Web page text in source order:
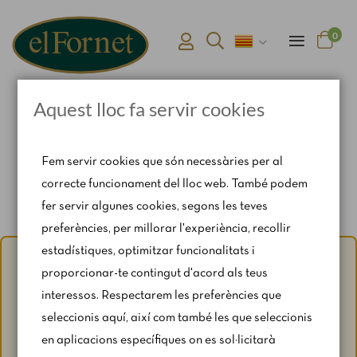
0
vacances, es restringeixen lleugerament els horaris i els
caps de setmana segons disponibilitat.
catering@rosendomila.com
Aquest lloc fa servir cookies
Fem servir cookies que són necessàries per al
correcte funcionament del lloc web. També podem
fer servir algunes cookies, segons les teves
preferències, per millorar l'experiència, recollir
estadístiques, optimitzar funcionalitats i
proporcionar-te contingut d'acord als teus
interessos. Respectarem les preferències que
seleccionis aquí, així com també les que seleccionis
en aplicacions específiques on es sol·licitarà